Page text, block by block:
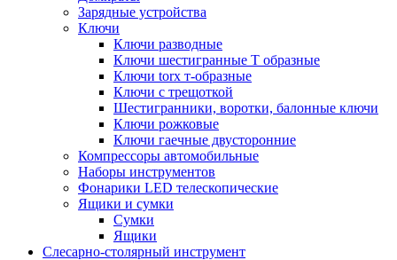
Зарядные устройства
Ключи
Ключи разводные
Ключи шестигранные Т образные
Ключи torx т-образные
Ключи с трещоткой
Шестигранники, воротки, балонные ключи
Ключи рожковые
Ключи гаечные двусторонние
Компрессоры автомобильные
Наборы инструментов
Фонарики LED телескопические
Ящики и сумки
Сумки
Ящики
Cлесарно-столярный инструмент